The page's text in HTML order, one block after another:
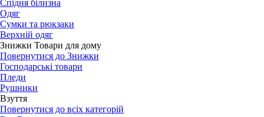
Спідня білизна
Одяг
Сумки та рюкзаки
Верхній одяг
Знижки Товари для дому
Повернутися до Знижки
Господарські товари
Пледи
Рушники
Взуття
Повернутися до всіх категорій